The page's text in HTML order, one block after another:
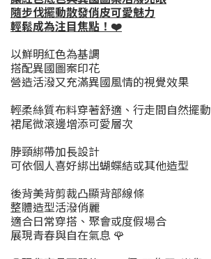
隨步伐擺動散發俏皮可愛魅力
輕鬆成為注目焦點！❤️
以鮮明紅色為基調
搭配異國圖案印花
營造活潑又充滿異國風情的視覺效果
輕柔絲質布料穿著舒適、行走間自然擺動
裙尾微滾邊增添可愛層次
脖頸綁帶加長設計
可依個人喜好綁出蝴蝶結或其他造型
後背美背剪裁凸顯背部線條
整體造型活潑俏麗
適合日常穿搭、聚會或度假場合
展現青春與自在氣息 🌹